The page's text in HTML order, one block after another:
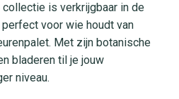
is verkrijgbaar in de
voor wie houdt van
Met zijn botanische
bladeren til je jouw
niveau.